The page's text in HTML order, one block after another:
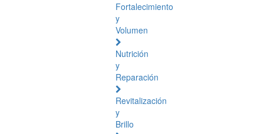
Fortalecimiento
y
Volumen
Nutrición
y
Reparación
Revitalización
y
Brillo